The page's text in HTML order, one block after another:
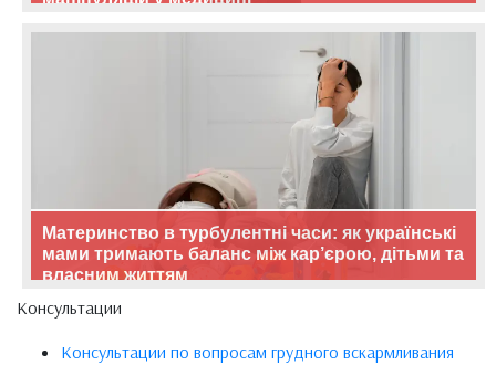
Материнство в турбулентні часи: як українські
мами тримають баланс між кар’єрою, дітьми та
власним життям
Консультации
Консультации по вопросам грудного вскармливания